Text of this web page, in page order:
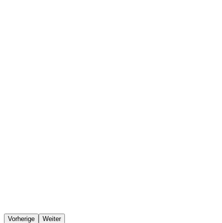
Vorherige Weiter